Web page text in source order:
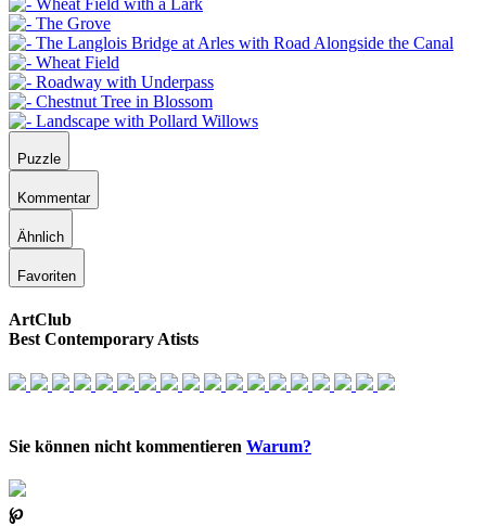
Puzzle
Kommentar
Ähnlich
Favoriten
ArtClub
Best Contemporary Atists
Sie können nicht kommentieren Warum?
℘